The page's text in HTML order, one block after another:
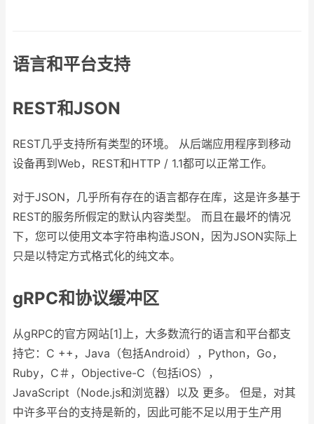
语言和平台支持
REST和JSON
REST几乎支持所有类型的环境。 从后端应用程序到移动
设备再到Web，REST和HTTP / 1.1都可以正常工作。
对于JSON，几乎所有存在的语言都存在库，这是许多基于
REST的服务所假定的默认内容类型。 而且在最坏的情况
下，您可以使用文本字符串构造JSON，因为JSON实际上
只是以特定方式格式化的纯文本。
gRPC和协议缓冲区
从gRPC的官方网站[1]上，大多数流行的语言和平台都支
持它：C ++，Java（包括Android），Python，Go，
Ruby，C＃，Objective-C（包括iOS），
JavaScript（Node.js和浏览器）以及 更多。 但是，对其
中许多平台的支持是新的，因此可能不足以用于生产用